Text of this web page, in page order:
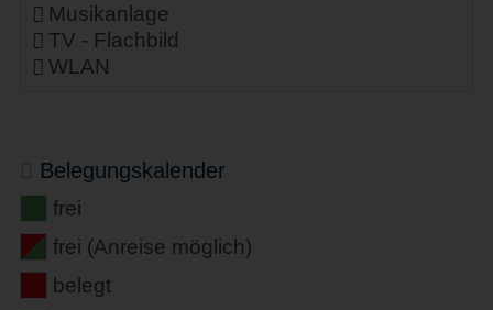
Musikanlage
TV - Flachbild
WLAN
Belegungskalender
frei
frei (Anreise möglich)
belegt